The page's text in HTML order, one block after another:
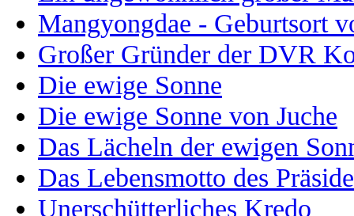
Mangyongdae - Geburtsort
Großer Gründer der DVR
Die ewige Sonne
Die ewige Sonne von Juche
Das Lächeln der ewigen
Das Lebensmotto des
Unerschütterliches Kredo